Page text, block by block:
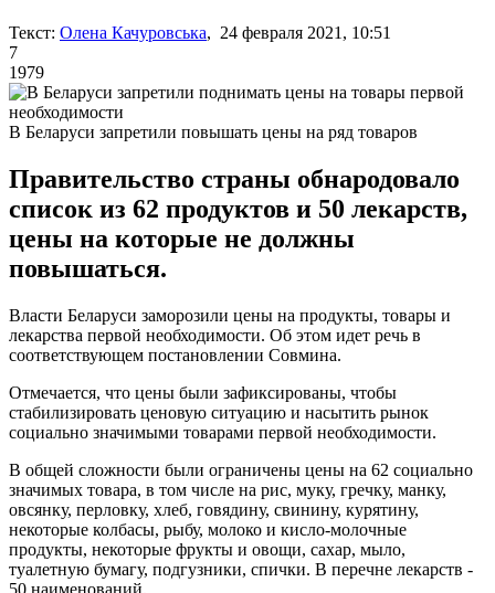
Текст: Олена Качуровська, 24 февраля 2021, 10:51
7
1979
В Беларуси запретили повышать цены на ряд товаров
Правительство страны обнародовало
список из 62 продуктов и 50 лекарств,
цены на которые не должны
повышаться.
Власти Беларуси заморозили цены на продукты, товары и
лекарства первой необходимости. Об этом идет речь в
соответствующем постановлении Совмина.
Отмечается, что цены были зафиксированы, чтобы
стабилизировать ценовую ситуацию и насытить рынок
социально значимыми товарами первой необходимости.
В общей сложности были ограничены цены на 62 социально
значимых товара, в том числе на рис, муку, гречку, манку,
овсянку, перловку, хлеб, говядину, свинину, курятину,
некоторые колбасы, рыбу, молоко и кисло-молочные
продукты, некоторые фрукты и овощи, сахар, мыло,
туалетную бумагу, подгузники, спички. В перечне лекарств -
50 наименований.